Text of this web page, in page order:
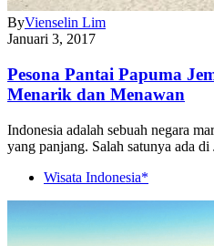
ByVienselin Lim
Januari 3, 2017
Pesona Pantai Papuma
Menarik dan Menawan
Indonesia adalah sebuah negara
yang panjang. Salah satunya ada
Wisata Indonesia*